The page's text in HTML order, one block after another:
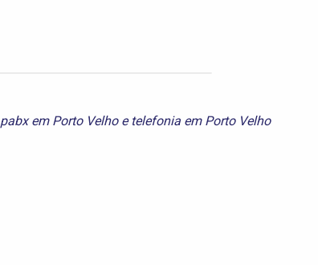
pabx em Porto Velhoe telefonia em Porto Velho